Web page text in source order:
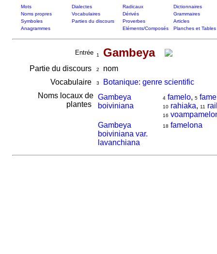
Mots Dialectes Radicaux
Dictionnaires
Noms propres
Vocabulaires Dérivés
Grammaires
Symboles
Parties du discours Proverbes
Articles
Anagrammes
Eléments/Composés Planches et Tables
Entrée 1 Gambeya
Partie du discours 2
nom
Vocabulaire
3
Botanique: genre scientific
Noms locaux de
plantes
Gambeya
boiviniana
4 famelo, 5
10 rahiaka, 11
16
Gambeya
boiviniana var.
lavanchiana
18 famelona